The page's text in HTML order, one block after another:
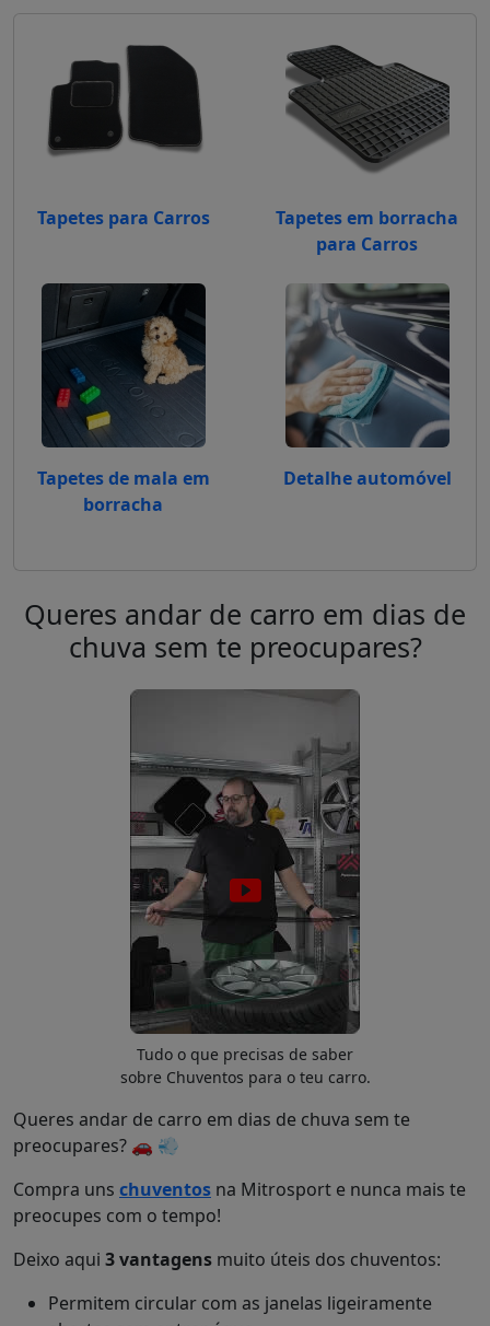
Tapetes para Carros
Tapetes em borracha
para Carros
Tapetes de mala em
borracha
Detalhe automóvel
Queres andar de carro em dias de
chuva sem te preocupares?
Tudo o que precisas de saber
sobre Chuventos para o teu carro.
Queres andar de carro em dias de chuva sem te
preocupares? 🚗 💨️
Compra uns chuventos na Mitrosport e nunca mais te
preocupes com o tempo!
Deixo aqui 3 vantagens muito úteis dos chuventos:
Permitem circular com as janelas ligeiramente